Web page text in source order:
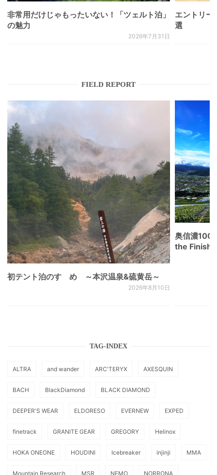
非常用だけじゃもったいない！「ツェルト泊」
の魅力
2026年7月31日
エントリー
選
FIELD REPORT
初テント泊のすゝめ ～本沢温泉&硫黄岳～
2026年8月10日
奥信濃100
the Finish
TAG-INDEX
ALTRA and wander ARC'TERYX AXESQUIN
BACH BlackDiamond BLACK DIAMOND
DEEPER'S WEAR ELDORESO EVERNEW EXPED
finetrack GRANITE GEAR GREGORY Helinox
HOKA ONEONE HOUDINI Icebreaker injinji MMA
Mountain Research MSR NEMO NORRONA